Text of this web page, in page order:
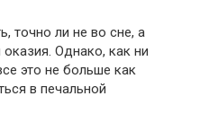
точно ли не во сне, а
оказия. Однако, как ни
это не больше как
в печальной